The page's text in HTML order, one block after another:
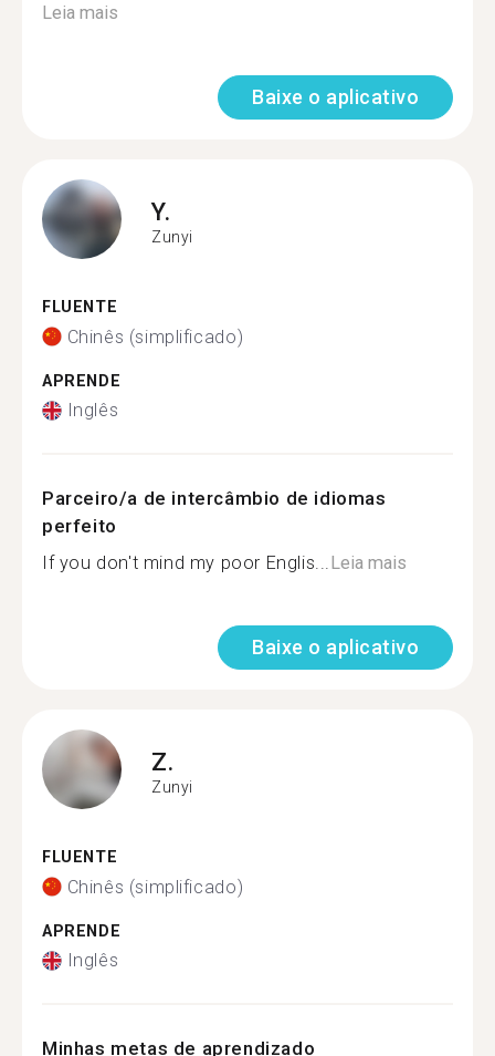
Leia mais
Baixe o aplicativo
Y.
Zunyi
FLUENTE
Chinês (simplificado)
APRENDE
Inglês
Parceiro/a de intercâmbio de idiomas
perfeito
If you don't mind my poor Englis...Leia mais
Baixe o aplicativo
Z.
Zunyi
FLUENTE
Chinês (simplificado)
APRENDE
Inglês
Minhas metas de aprendizado